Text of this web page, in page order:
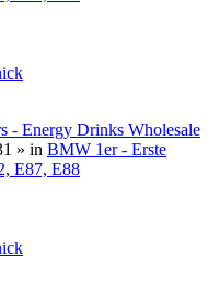
- Energy Drinks Wholesale
» in BMW 1er - Erste
E87, E88